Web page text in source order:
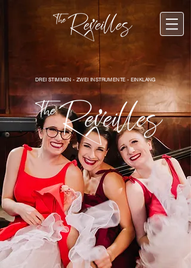
DREI STIMMEN - ZWEI INSTRUMENTE - EINKLANG